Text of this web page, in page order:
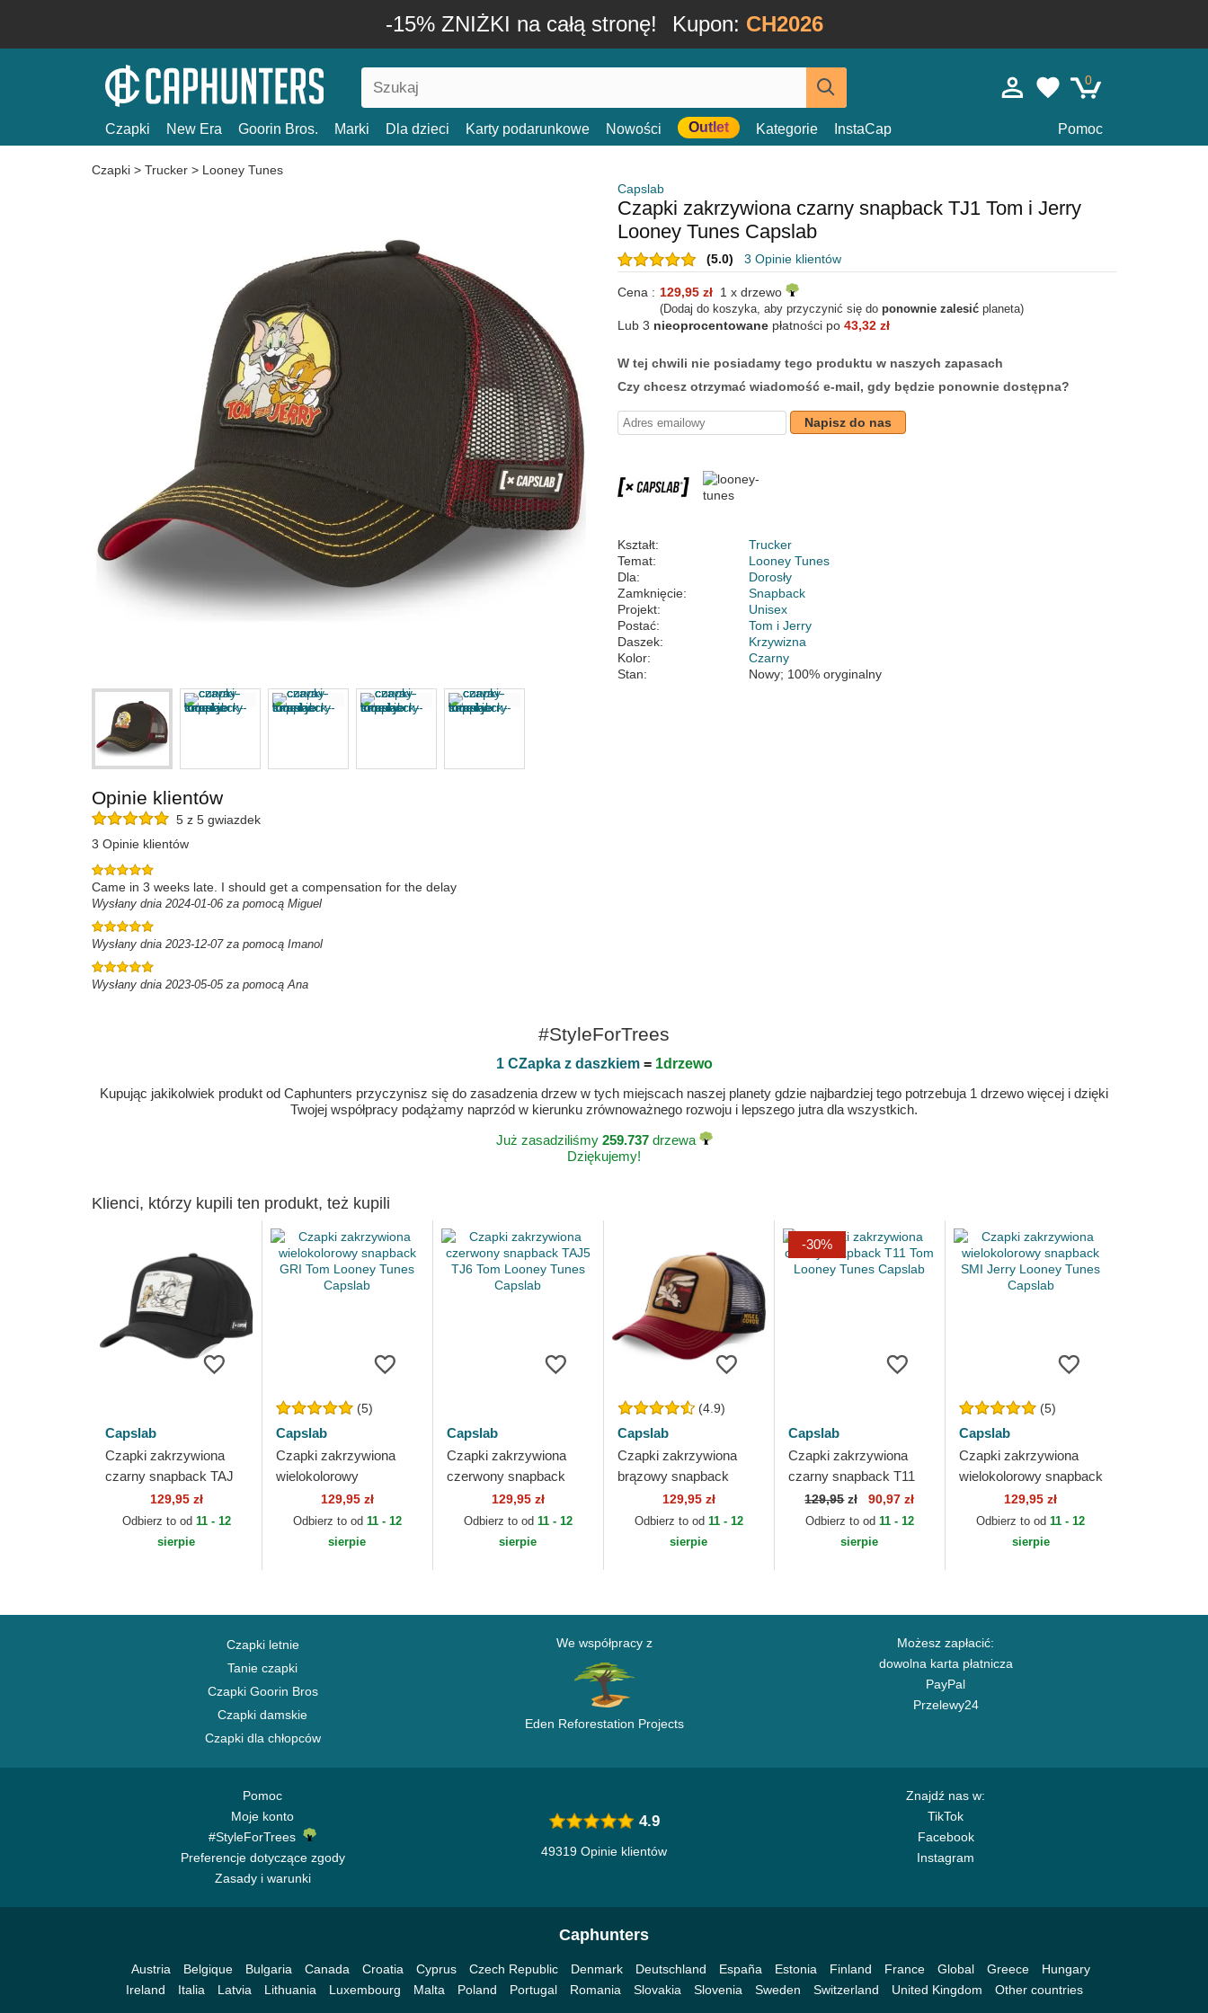
-15% ZNIŻKI na całą stronę! Kupon: CH2026
0
Czapki New Era Goorin Bros. Marki Dla dzieci Karty podarunkowe Nowości Outlet Kategorie InstaCap Pomoc
Czapki > Trucker > Looney Tunes
Capslab
Czapki zakrzywiona czarny snapback TJ1 Tom i Jerry
Looney Tunes Capslab
(5.0) 3 Opinie klientów
Cena : 129,95 zł 1 x drzewo
(Dodaj do koszyka, aby przyczynić się do ponownie zalesić planeta)
Lub 3 nieoprocentowane płatności po 43,32 zł
W tej chwili nie posiadamy tego produktu w naszych zapasach
Czy chcesz otrzymać wiadomość e-mail, gdy będzie ponownie dostępna?
Napisz do nas
Kształt:
Trucker
Temat:
Looney Tunes
Dla:
Dorosły
Zamknięcie:
Snapback
Projekt:
Unisex
Postać:
Tom i Jerry
Daszek:
Krzywizna
Kolor:
Czarny
Stan:
Nowy; 100% oryginalny
Opinie klientów
5 z 5 gwiazdek
3 Opinie klientów
Came in 3 weeks late. I should get a compensation for the delay
Wysłany dnia 2024-01-06 za pomocą Miguel
Wysłany dnia 2023-12-07 za pomocą Imanol
Wysłany dnia 2023-05-05 za pomocą Ana
#StyleForTrees
1 CZapka z daszkiem= 1drzewo
Kupując jakikolwiek produkt od Caphunters przyczynisz się do zasadzenia drzew w tych miejscach naszej planety gdzie najbardziej tego potrzebuja 1 drzewo więcej i dzięki
Twojej współpracy podążamy naprzód w kierunku zrównoważnego rozwoju i lepszego jutra dla wszystkich.
Już zasadziliśmy 259.737drzewa
Dziękujemy!
Klienci, którzy kupili ten produkt, też kupili
Capslab
Czapki zakrzywiona
czarny snapback TAJ
PCT Tom i Jerry Looney
Tunes Capslab
129,95 zł
Odbierz to od 11 - 12
sierpie
(5)
Capslab
Czapki zakrzywiona
wielokolorowy
snapback GRI Tom
Looney Tunes Capslab
129,95 zł
Odbierz to od 11 - 12
sierpie
Capslab
Czapki zakrzywiona
czerwony snapback
TAJ5 TJ6 Tom Looney
Tunes Capslab
129,95 zł
Odbierz to od 11 - 12
sierpie
(4.9)
Capslab
Czapki zakrzywiona
brązowy snapback
COY2 Kojot Looney
Tunes Capslab
129,95 zł
Odbierz to od 11 - 12
sierpie
-30%
Capslab
Czapki zakrzywiona
czarny snapback T11
Tom Looney Tunes
Capslab
129,95zł 90,97 zł
Odbierz to od 11 - 12
sierpie
(5)
Capslab
Czapki zakrzywiona
wielokolorowy snapback
SMI Jerry Looney
Tunes Capslab
129,95 zł
Odbierz to od11 - 12
sierpie
Czapki letnie
Tanie czapki
Czapki Goorin Bros
Czapki damskie
Czapki dla chłopców
We współpracy z
Eden Reforestation Projects
Możesz zapłacić:
dowolna karta płatnicza
PayPal
Przelewy24
Pomoc
Moje konto
#StyleForTrees
Preferencje dotyczące zgody
Zasady i warunki
Znajdź nas w:
TikTok
Facebook
Instagram
4.9
49319 Opinie klientów
Caphunters
Austria Belgique Bulgaria Canada Croatia Cyprus Czech Republic Denmark Deutschland España Estonia Finland France Global Greece
Hungary
Ireland
Italia Latvia Lithuania Luxembourg Malta Poland Portugal Romania Slovakia Slovenia Sweden Switzerland United Kingdom Other countries